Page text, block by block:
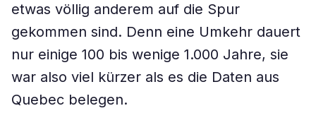
etwas völlig anderem auf die Spur
gekommen sind. Denn eine Umkehr dauert
nur einige 100 bis wenige 1.000 Jahre, sie
war also viel kürzer als es die Daten aus
Quebec belegen.